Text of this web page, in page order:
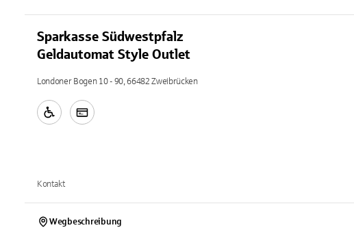
Sparkasse Südwestpfalz
Geldautomat Style Outlet
Londoner Bogen 10 - 90, 66482 Zweibrücken
Kontakt
Wegbeschreibung